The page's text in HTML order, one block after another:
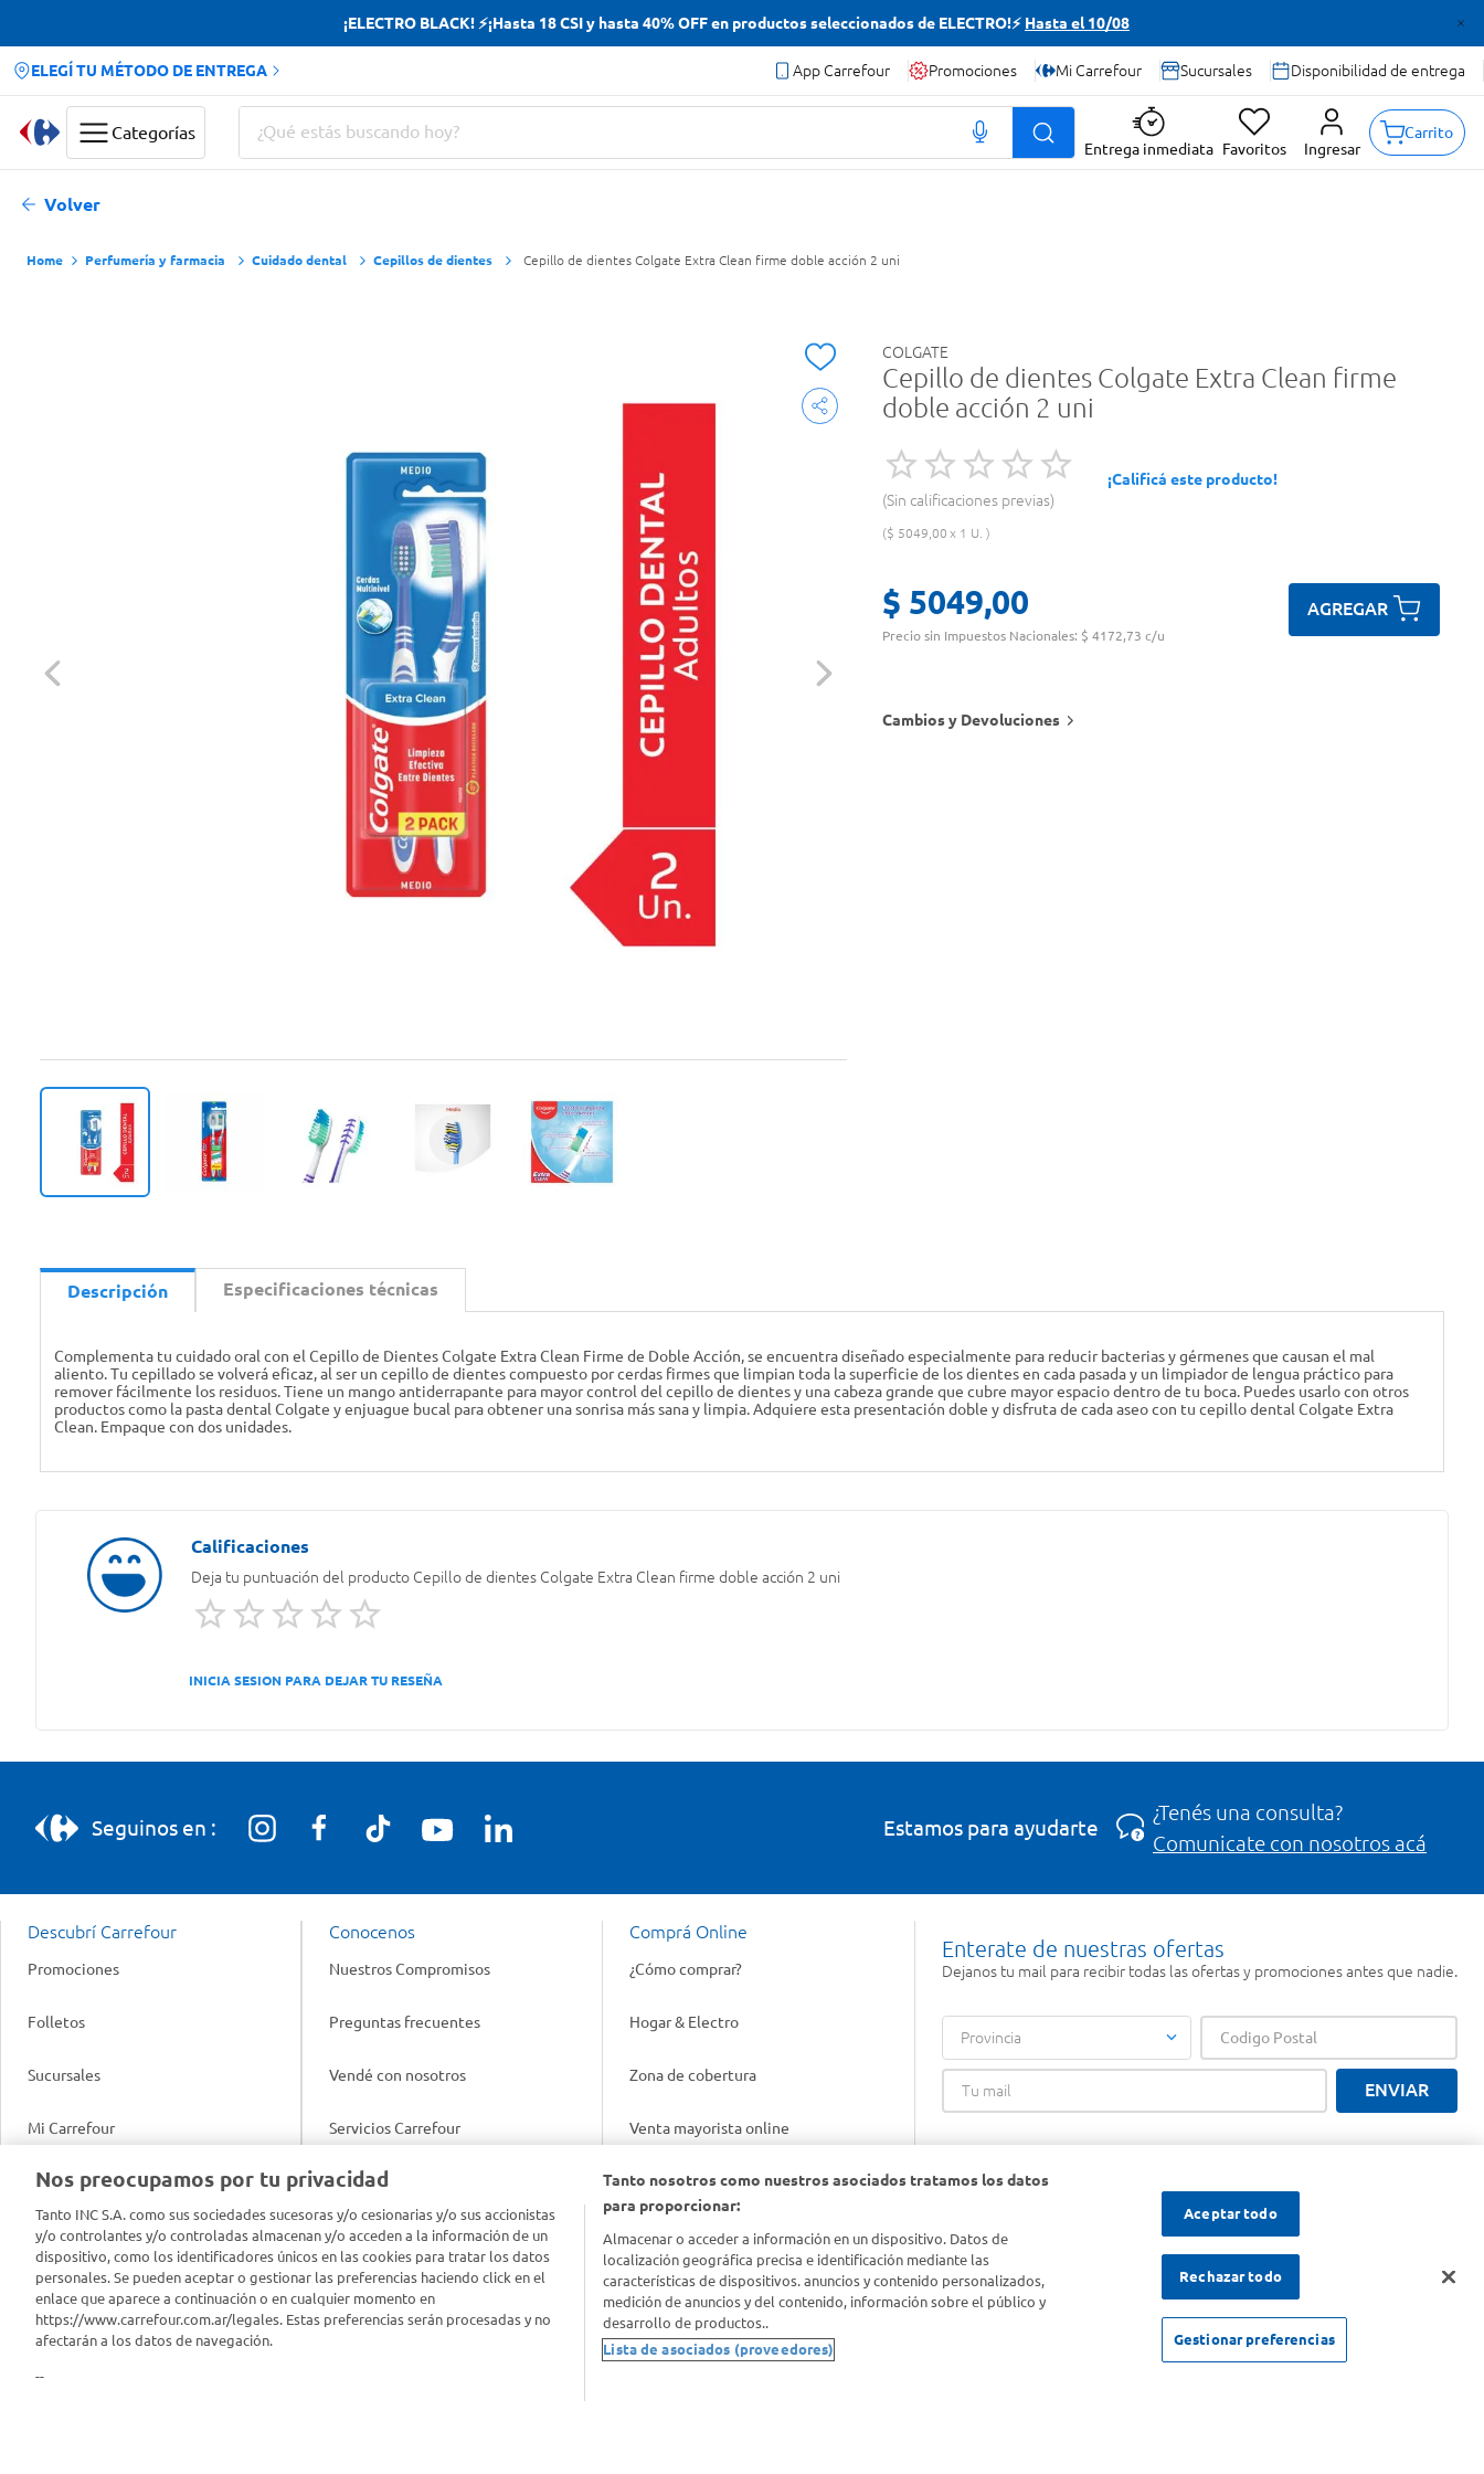
¡ELECTRO BLACK! ⚡¡Hasta 18 CSI y hasta 40% OFF en productos seleccionados de ELECTRO!⚡ Hasta el 10/08
ELEGÍ TU MÉTODO DE ENTREGA App Carrefour Promociones Mi Carrefour Sucursales Disponibilidad de entrega
Categorías
¿Qué estás buscando hoy?
Entrega inmediata Favoritos Ingresar
Carrito
Volver
Perfumería y farmacia Cuidado dental Cepillos de dientes Cepillo de dientes Colgate Extra Clean firme doble acción 2 uni
COLGATE
Cepillo de dientes Colgate Extra Clean firme
doble acción 2 uni
Sin calificaciones previas
¡Calificá este producto!
$ 5049,00 1 U.
$ 5049,00
Precio sin Impuestos Nacionales: $ 4172,73 c/u
AGREGAR
Cambios y Devoluciones
Descripción Especificaciones técnicas
Complementa tu cuidado oral con el Cepillo de Dientes Colgate Extra Clean Firme de Doble Acción, se encuentra diseñado especialmente para reducir bacterias y gérmenes que causan el mal
aliento. Tu cepillado se volverá eficaz, al ser un cepillo de dientes compuesto por cerdas firmes que limpian toda la superficie de los dientes en cada pasada y un limpiador de lengua práctico para
remover fácilmente los residuos. Tiene un mango antiderrapante para mayor control del cepillo de dientes y una cabeza grande que cubre mayor espacio dentro de tu boca. Puedes usarlo con otros
productos como la pasta dental Colgate y enjuague bucal para obtener una sonrisa más sana y limpia. Adquiere esta presentación doble y disfruta de cada aseo con tu cepillo dental Colgate Extra
Clean. Empaque con dos unidades.
Deja tu puntuación del producto Cepillo de dientes Colgate Extra Clean firme doble acción 2 uni
INICIA SESION PARA DEJAR TU RESEÑA
Seguinos en : Estamos para ayudarte
¿Tenés una consulta?
Comunicate con nosotros acá
Descubrí Carrefour
Promociones
Folletos
Sucursales
Mi Carrefour
Productos Carrefour
Tarjeta Mi Carrefour
Panel Carrefour
Puntos Verdes
Conocenos
Nuestros Compromisos
Preguntas frecuentes
Vendé con nosotros
Servicios Carrefour
Info útil
Tasas de interés
Contacto
Comprá Online
¿Cómo comprar?
Hogar & Electro
Zona de cobertura
Venta mayorista online
Gift cards empresariales
Enterate de nuestras ofertas
Dejanos tu mail para recibir todas las ofertas y promociones antes que nadie.
Provincia
ENVIAR
Nos preocupamos por tu privacidad
Tanto INC S.A. como sus sociedades sucesoras y/o cesionarias y/o sus accionistas
y/o controlantes y/o controladas almacenan y/o acceden a la información de un
dispositivo, como los identificadores únicos en las cookies para tratar los datos
personales. Se pueden aceptar o gestionar las preferencias haciendo click en el
enlace que aparece a continuación o en cualquier momento en
https://www.carrefour.com.ar/legales. Estas preferencias serán procesadas y no
afectarán a los datos de navegación.
--
Tanto nosotros como nuestros asociados tratamos los datos
para proporcionar:
Almacenar o acceder a información en un dispositivo. Datos de
localización geográfica precisa e identificación mediante las
características de dispositivos. anuncios y contenido personalizados,
medición de anuncios y del contenido, información sobre el público y
desarrollo de productos..
Lista de asociados (proveedores)
Aceptar todo
Rechazar todo
Gestionar preferencias
Términos más buscados